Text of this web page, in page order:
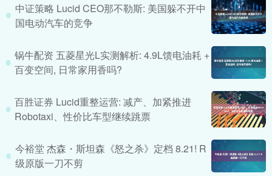
中证策略 Lucid CEO那不勒斯: 美国躲不开中
国电动汽车的竞争
锅牛配资 五菱星光L实测解析: 4.9L馈电油耗 +
百变空间, 日常家用香吗?
百胜证券 Lucid重整运营: 减产、加紧推进
Robotaxi、性价比车型继续跳票
今裕堂 杰森・斯坦森《怒之杀》定档 8.21! R
级原版一刀不剪